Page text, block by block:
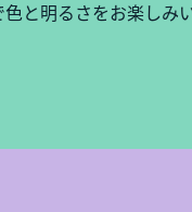
と明るさをお楽しみ